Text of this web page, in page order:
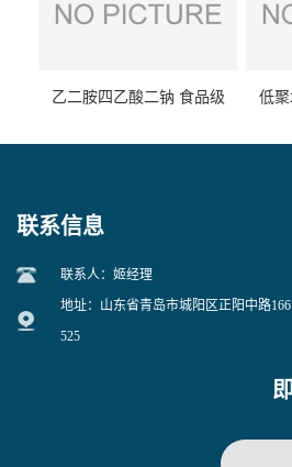
乙二胺四乙酸二钠 食品级
低
联系信息
联系人：姬经理
地址：山东省青岛市城阳区正阳中路
525